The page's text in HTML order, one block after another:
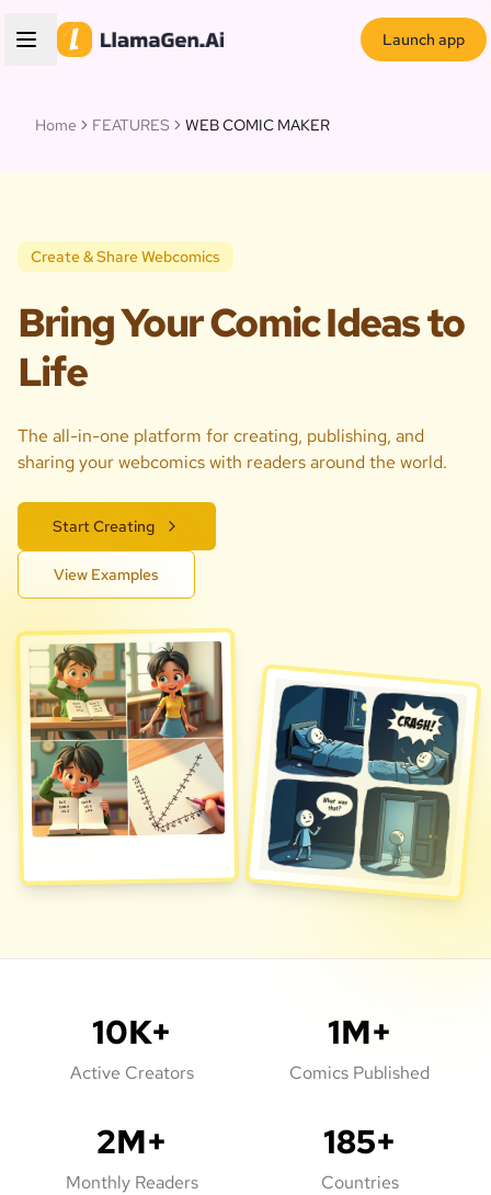
Launch app
Home FEATURES WEB COMIC MAKER
Create & Share Webcomics
Bring Your Comic Ideas to
Life
The all-in-one platform for creating, publishing, and
sharing your webcomics with readers around the world.
Start Creating
View Examples
10K+
Active Creators
1M+
Comics Published
2M+
Monthly Readers
185+
Countries